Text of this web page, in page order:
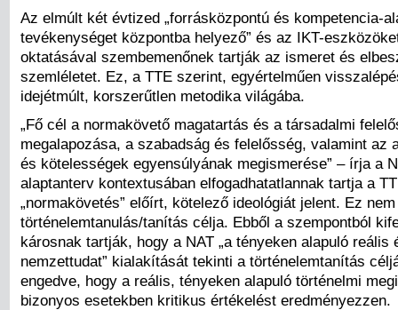
Az elmúlt két évtized „forrásközpontú és kompetencia-
tevékenységet központba helyező” és az IKT-
oktatásával szembemenőnek tartják az ismeret és
szemléletet. Ez, a TTE szerint, egyértelműen
idejétmúlt, korszerűtlen metodika világába.
„Fő cél a normakövető magatartás és a társadalmi
megalapozása, a szabadság és felelősség, valamint az
és kötelességek egyensúlyának megismerése” – írja a
alaptanterv kontextusában elfogadhatatlannak tartja a
„normakövetés” előírt, kötelező ideológiát jelent. Ez
történelemtanulás/tanítás célja. Ebből a szempontból
károsnak tartják, hogy a NAT „a tényeken alapuló reális
nemzettudat” kialakítását tekinti a történelemtanítás
engedve, hogy a reális, tényeken alapuló történelmi
bizonyos esetekben kritikus értékelést eredményezzen.